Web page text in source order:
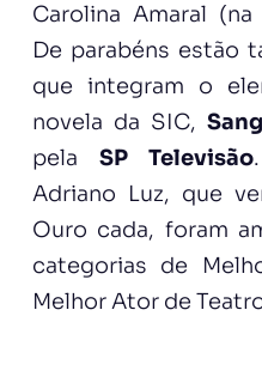
Carolina Amaral
De parabéns estão
que integram o
novela da SIC,
pela SP Televisão
Adriano Luz, que
Ouro cada, foram
categorias de
Melhor Ator de